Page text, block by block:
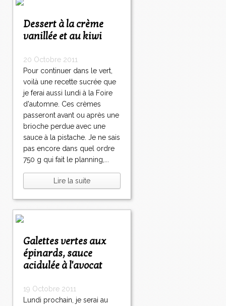
Dessert à la crème
vanillée et au kiwi
20 Octobre 2011
Pour continuer dans le vert,
voilà une recette sucrée que
je ferai aussi lundi à la Foire
d'automne. Ces crèmes
passeront avant ou après une
brioche perdue avec une
sauce à la pistache. Je ne sais
pas encore dans quel ordre
750 g qui fait le planning,...
Lire la suite
Galettes vertes aux
épinards, sauce
acidulée à l'avocat
19 Octobre 2011
Lundi prochain, je serai au